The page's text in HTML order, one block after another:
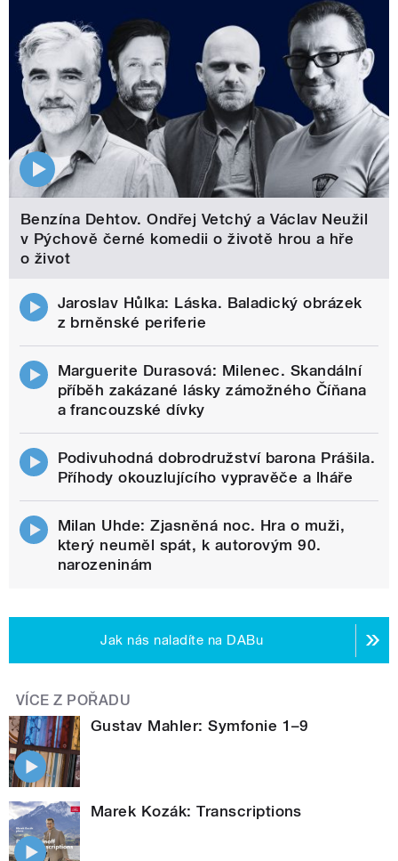
Benzína Dehtov. Ondřej Vetchý a Václav Neužil
v Pýchově černé komedii o životě hrou a hře
o život
Jaroslav Hůlka: Láska. Baladický obrázek
z brněnské periferie
Marguerite Durasová: Milenec. Skandální
příběh zakázané lásky zámožného Číňana
a francouzské dívky
Podivuhodná dobrodružství barona Prášila.
Příhody okouzlujícího vypravěče a lháře
Milan Uhde: Zjasněná noc. Hra o muži,
který neuměl spát, k autorovým 90.
narozeninám
Jak nás naladíte na DABu
VÍCE Z POŘADU
Gustav Mahler: Symfonie 1–9
Marek Kozák: Transcriptions